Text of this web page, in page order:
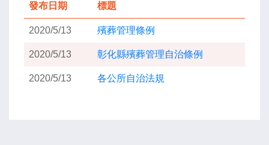
發布日期 標題
2020/5/13 殯葬管理條例
2020/5/13 彰化縣殯葬管理自治條例
2020/5/13 各公所自治法規